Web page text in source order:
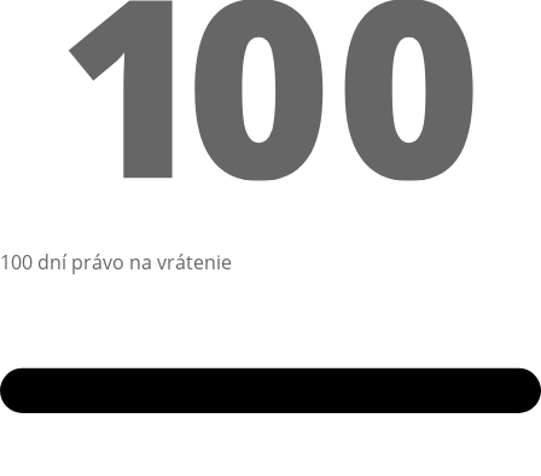
100 dní právo na vrátenie